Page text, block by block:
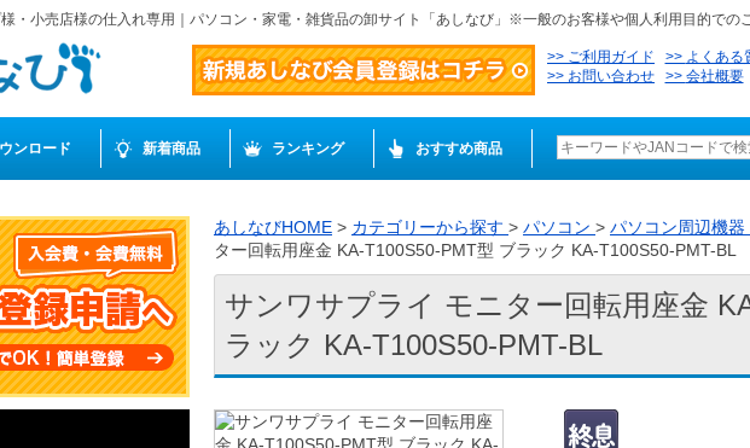
・小売店様の仕入れ専用｜パソコン・家電・雑貨品の卸サイト「あしなび」※一般のお客様や個人利用目的での
ご利用ガイド
よくある
お問い合わせ
会社概要
ンロード 新着商品 ランキング おすすめ商品
あしなびHOME > カテゴリーから探す > パソコン > パソコン周辺機器
ター回転用座金 KA-T100S50-PMT型 ブラック KA-T100S50-PMT-BL
サンワサプライ モニター回転用座金
ラック KA-T100S50-PMT-BL